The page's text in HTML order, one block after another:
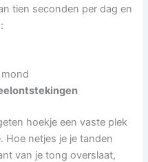
tien seconden per dag en
hoekje een vaste plek
Hoe netjes je je tanden
van je tong overslaat,